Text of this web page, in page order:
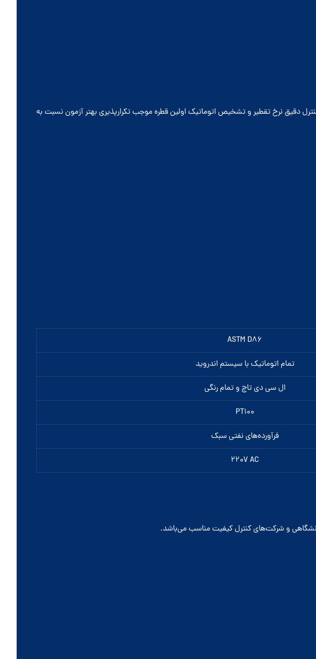
دقیق نرخ تقطیر و تشخیص اتوماتیک اولین قطره موجب تکرارپذیری بهتر آزمون نسبت به
ASTM D86
تمام اتوماتیک با سیستم اندروید
ال سی دی تاچ و تمام رنگی
PT100
فرآورده‌های نفتی سبک
۲۲۰V AC
دانشگاهی و شرکت‌های کنترل کیفیت مناسب می‌باشد.